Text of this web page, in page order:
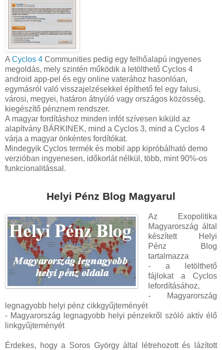
ACyclos 4 Communities pedig egy felhőalapú ingyenes
megoldás, mely szintén működik a letölthető Cyclos 4
android app-pel és egy online vaterához hasonlóan,
egymásról való visszajelzésekkel építhető fel egy falusi,
városi, megyei, határon átnyúló vagy országos közösség,
kiegészítő pénznem rendszer.
A magyar fordításhoz minden infót szívesen kiküld az
alapítvány BÁRKINEK, mind a Cyclos 3, mind a Cyclos 4
várja a magyar önkéntes fordítókat.
Mindegyik Cyclos termék és mobil app kipróbálható demo
verzióban ingyenesen, időkorlát nélkül, több, mint 90%-os
funkcionalitással.
Helyi Pénz Blog Magyarul
Az Exopolitika
Magyarország által
készített Helyi
Pénz Blog
tartalmazza
- a letölthető
fájlokat a Cyclos
lefordításához,
- Magyarország
legnagyobb helyi pénz cikkgyűjteményét
- Magyarország legnagyobb helyi pénzekről szóló aktív élő
linkgyűjteményét
Érdekes, hogy a Soros György által létrehozott és lázított